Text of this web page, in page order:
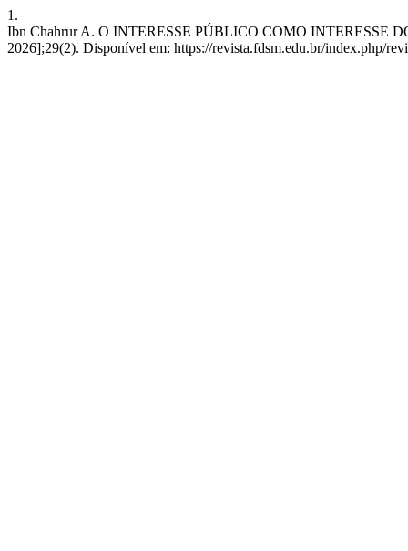
1.
Ibn Chahrur A. O INTERESSE PÚBLICO COMO INTERESSE
2026];29(2). Disponível em: https://revista.fdsm.edu.br/index.php/